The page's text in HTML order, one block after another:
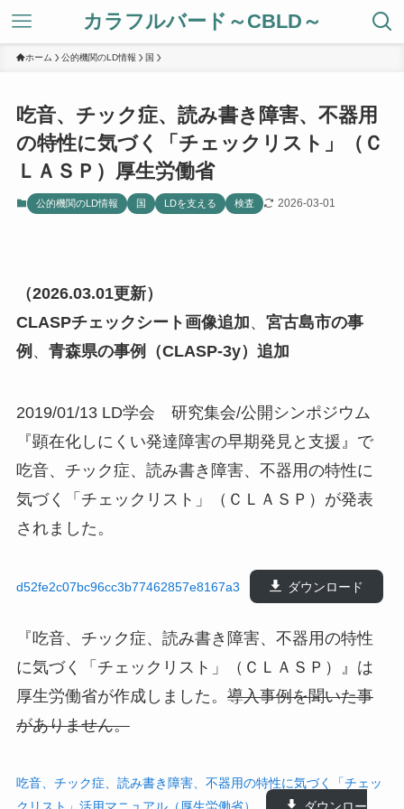
カラフルバード～CBLD～
ホーム 公的機関のLD情報 国
吃音、チック症、読み書き障害、不器用
の特性に気づく「チェックリスト」（Ｃ
ＬＡＳＰ）厚生労働省
公的機関のLD情報 国 LDを支える 検査 2026-03-01
（2026.03.01更新）
CLASPチェックシート画像追加、 宮古島市の事
例 、 青森県の事例（CLASP-3y）追加
2019/01/13 LD学会 研究集会/公開シンポジウム
『顕在化しにくい発達障害の早期発見と支援』で
吃音、チック症、読み書き障害、不器用の特性に
気づく「チェックリスト」（ＣＬＡＳＰ）が発表
されました。
d52fe2c07bc96cc3b77462857e8167a3 ダウンロード
『吃音、チック症、読み書き障害、不器用の特性
に気づく「チェックリスト」（ＣＬＡＳＰ）』は
厚生労働省が作成しました。 導入事例を聞いた事
がありません。
吃音、チック症、読み書き障害、不器用の特性に気づく「チェッ